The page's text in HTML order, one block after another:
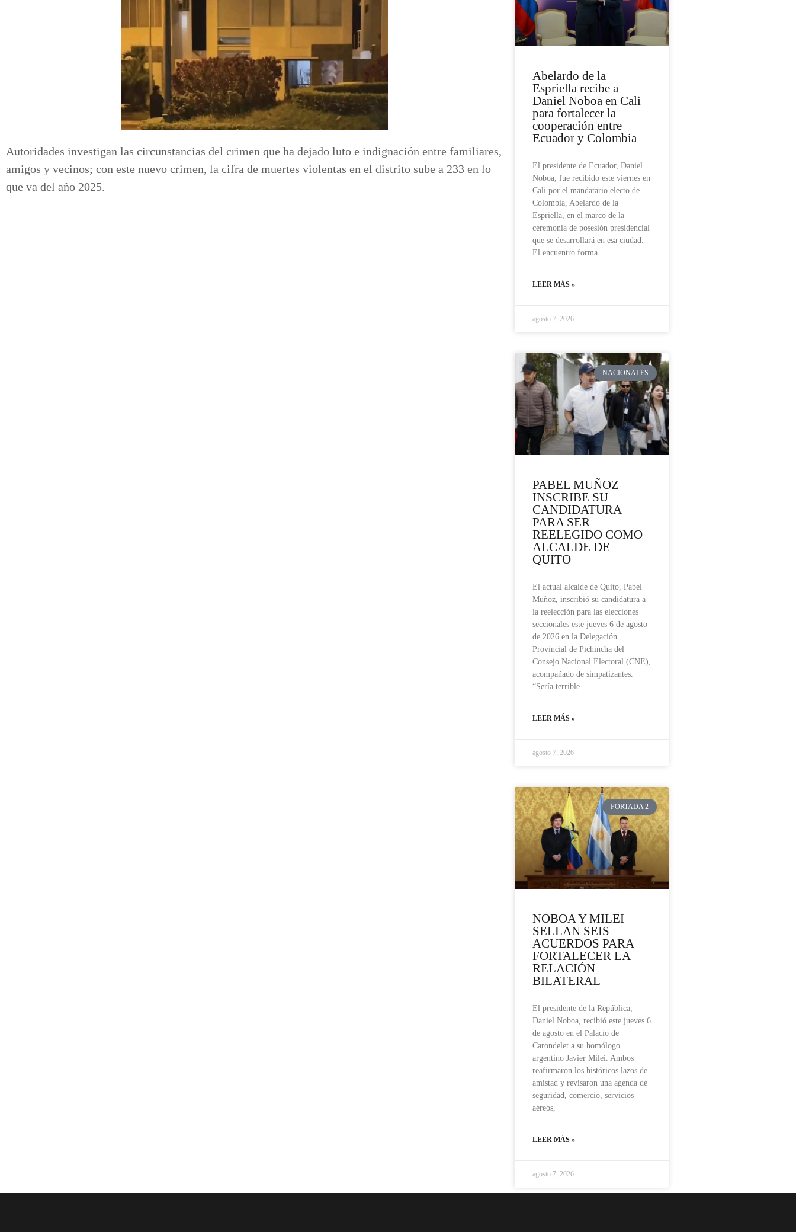
Autoridades investigan las circunstancias del crimen que ha dejado luto e indignación entre familiares,
amigos y vecinos; con este nuevo crimen, la cifra de muertes violentas en el distrito sube a 233 en lo
que va del año 2025.
Abelardo de la
Espriella recibe a
Daniel Noboa en Cali
para fortalecer la
cooperación entre
Ecuador y Colombia
El presidente de Ecuador, Daniel
Noboa, fue recibido este viernes en
Cali por el mandatario electo de
Colombia, Abelardo de la
Espriella, en el marco de la
ceremonia de posesión presidencial
que se desarrollará en esa ciudad.
El encuentro forma
LEER MÁS »
agosto 7, 2026
NACIONALES
PABEL MUÑOZ
INSCRIBE SU
CANDIDATURA
PARA SER
REELEGIDO COMO
ALCALDE DE
QUITO
El actual alcalde de Quito, Pabel
Muñoz, inscribió su candidatura a
la reelección para las elecciones
seccionales este jueves 6 de agosto
de 2026 en la Delegación
Provincial de Pichincha del
Consejo Nacional Electoral (CNE),
acompañado de simpatizantes.
“Sería terrible
LEER MÁS »
agosto 7, 2026
PORTADA 2
NOBOA Y MILEI
SELLAN SEIS
ACUERDOS PARA
FORTALECER LA
RELACIÓN
BILATERAL
El presidente de la República,
Daniel Noboa, recibió este jueves 6
de agosto en el Palacio de
Carondelet a su homólogo
argentino Javier Milei. Ambos
reafirmaron los históricos lazos de
amistad y revisaron una agenda de
seguridad, comercio, servicios
aéreos,
LEER MÁS »
agosto 7, 2026